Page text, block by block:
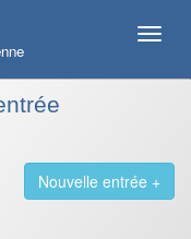
Nouvelle entrée +